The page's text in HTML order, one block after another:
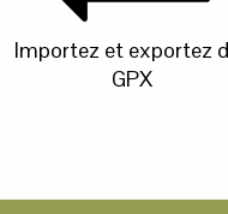
Importez et exportez
GPX